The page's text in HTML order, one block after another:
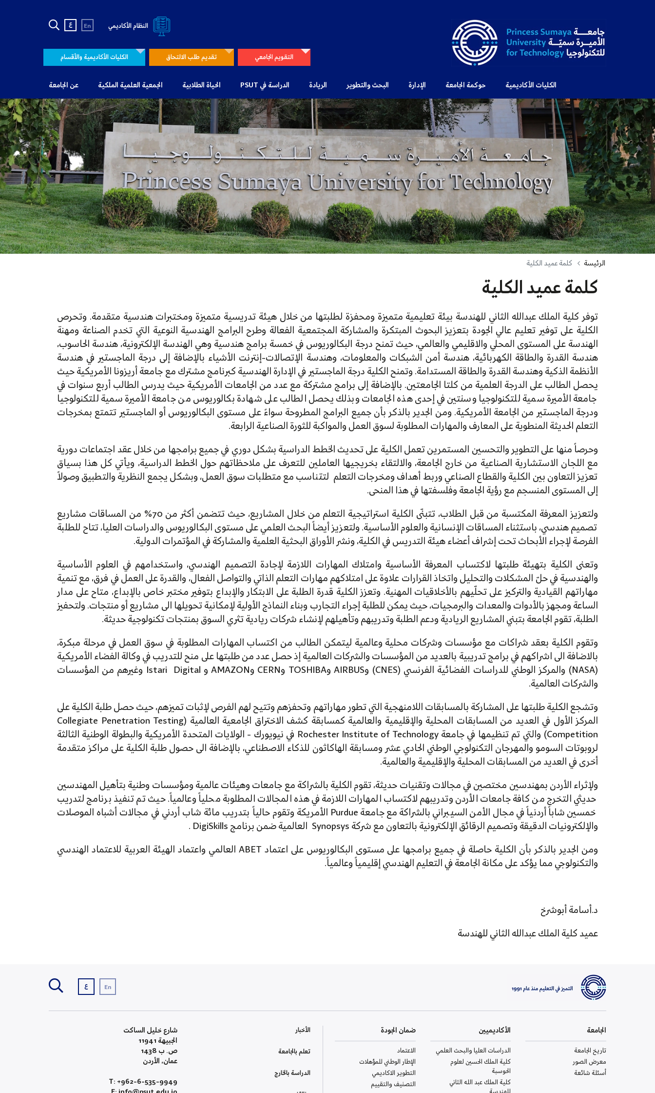
النظام الأكاديمي En ع
التقويم الجامعي تقديم طلب الالتحاق الكليات الأكاديمية والأقسام
الكليات الأكاديمية حوكمة الجامعة الإدارة البحث والتطوير الريادة الدراسة في PSUT الحياة الطلابية الجمعية العلمية الملكية عن الجامعة
الرئيسة كلمة عميد الكلية
كلمة عميد الكلية
توفر كلية الملك عبدالله الثاني للهندسة بيئة تعليمية متميزة ومحفزة لطلبتها من خلال هيئة تدريسية متميزة ومختبرات هندسية متقدمة. وتحرص
الكلية على توفير تعليم عالي الجودة بتعزيز البحوث المبتكرة والمشاركة المجتمعية الفعالة وطرح البرامج الهندسية النوعية التي تخدم الصناعة ومهنة
الهندسة على المستوى المحلي والاقليمي والعالمي، حيث تمنح درجة البكالوريوس في خمسة برامج هندسية وهي الهندسة الإلكترونية، هندسة الحاسوب،
هندسة القدرة والطاقة الكهربائية، هندسة أمن الشبكات والمعلومات، وهندسة الإتصالات-إنترنت الأشياء بالإضافة إلى درجة الماجستير في هندسة
الأنظمة الذكية وهندسة القدرة والطاقة المستدامة. وتمنح الكلية درجة الماجستير في الإدارة الهندسية كبرنامج مشترك مع جامعة أريزونا الأمريكية حيث
يحصل الطالب على الدرجة العلمية من كلتا الجامعتين. بالإضافة إلى برامج مشتركة مع عدد من الجامعات الأمريكية حيث يدرس الطالب أربع سنوات في
جامعة الأميرة سمية للتكنولوجيا وسنتين في إحدى هذه الجامعات وبذلك يحصل الطالب على شهادة بكالوريوس من جامعة الأميرة سمية للتكنولوجيا
ودرجة الماجستير من الجامعة الأمريكية. ومن الجدير بالذكر بأن جميع البرامج المطروحة سواءً على مستوى البكالوريوس أو الماجستير تتمتع بمخرجات
التعلم الحديثة المنطوية على المعارف والمهارات المطلوبة لسوق العمل والمواكبة للثورة الصناعية الرابعة.
وحرصاً منها على التطوير والتحسين المستمرين تعمل الكلية على تحديث الخطط الدراسية بشكل دوري في جميع برامجها من خلال عقد اجتماعات دورية
مع اللجان الاستشارية الصناعية من خارج الجامعة، والالتقاء بخريجيها العاملين للتعرف على ملاحظاتهم حول الخطط الدراسية، ويأتي كل هذا بسياق
تعزيز التعاون بين الكلية والقطاع الصناعي وربط أهداف ومخرجات التعلم لتتناسب مع متطلبات سوق العمل، وبشكل يجمع النظرية والتطبيق وصولاً
إلى المستوى المنسجم مع رؤية الجامعة وفلسفتها في هذا المنحى.
ولتعزيز المعرفة المكتسبة من قبل الطلاب، تتبنّى الكلية استراتيجية التعلم من خلال المشاريع، حيث تتضمن أكثر من 70% من المساقات مشاريع
تصميم هندسي، باستثناء المساقات الإنسانية والعلوم الأساسية. ولتعزيز أيضاً البحث العلمي على مستوى البكالوريوس والدراسات العليا، تتاح للطلبة
الفرصة لإجراء الأبحاث تحت إشراف أعضاء هيئة التدريس في الكلية، ونشر الأوراق البحثية العلمية والمشاركة في المؤتمرات الدولية.
وتعنى الكلية بتهيئة طلبتها لاكتساب المعرفة الأساسية وامتلاك المهارات اللازمة لإجادة التصميم الهندسي، واستخدامهم في العلوم الأساسية
والهندسية في حلّ المشكلات والتحليل واتخاذ القرارات علاوة على امتلاكهم مهارات التعلم الذاتي والتواصل الفعال، والقدرة على العمل في فرق، مع تنمية
مهاراتهم القيادية والتركيز على تحلّيهم بالأخلاقيات المهنية. وتعزز الكلية قدرة الطلبة على الابتكار والإبداع بتوفير مختبر خاص بالإبداع، متاح على مدار
الساعة ومجهز بالأدوات والمعدات والبرمجيات، حيث يمكن للطلبة إجراء التجارب وبناء النماذج الأولية لإمكانية تحويلها الى مشاريع أو منتجات. ولتحفيز
الطلبة، تقوم الجامعة بتبني المشاريع الريادية ودعم الطلبة وتدريبهم وتأهيلهم لإنشاء شركات ريادية تثري السوق بمنتجات تكنولوجية حديثة.
وتقوم الكلية بعقد شراكات مع مؤسسات وشركات محلية وعالمية ليتمكن الطالب من اكتساب المهارات المطلوبة في سوق العمل في مرحلة مبكرة،
بالاضافة الى اشراكهم في برامج تدريبية بالعديد من المؤسسات والشركات العالمية إذ حصل عدد من طلبتها على منح للتدريب في وكالة الفضاء الأمريكية
(NASA) والمركز الوطني للدراسات الفضائية الفرنسي (CNES) وAIRBUS وTOSHIBA وCERN وAMAZON و Istari Digital وغيرهم من المؤسسات
والشركات العالمية.
وتشجع الكلية طلبتها على المشاركة بالمسابقات اللامنهجية التي تطور مهاراتهم وتحفزهم وتتيح لهم الفرص لإثبات تميزهم، حيث حصل طلبة الكلية على
المركز الأول في العديد من المسابقات المحلية والإقليمية والعالمية كمسابقة كشف الاختراق الجامعية العالمية (Collegiate Penetration Testing
Competition) والتي تم تنظيمها في جامعة Rochester Institute of Technology في نيويورك - الولايات المتحدة الأمريكية والبطولة الوطنية الثالثة
لروبوتات السومو والمهرجان التكنولوجي الوطني الحادي عشر ومسابقة الهاكاثون للذكاء الاصطناعي، بالإضافة الى حصول طلبة الكلية على مراكز متقدمة
أخرى في العديد من المسابقات المحلية والإقليمية والعالمية.
ولإثراء الأردن بمهندسين مختصين في مجالات وتقنيات حديثة، تقوم الكلية بالشراكة مع جامعات وهيئات عالمية ومؤسسات وطنية بتأهيل المهندسين
حديثي التخرج من كافة جامعات الأردن وتدريبهم لاكتساب المهارات اللازمة في هذه المجالات المطلوبة محلياً وعالمياً. حيث تم تنفيذ برنامج لتدريب
خمسين شاباً أردنياً في مجال الأمن السيبراني بالشراكة مع جامعة Purdue الأمريكة وتقوم حالياً بتدريب مائة شاب أردني في مجالات أشباه الموصلات
والإلكترونيات الدقيقة وتصميم الرقائق الإلكترونية بالتعاون مع شركة Synopsys العالمية ضمن برنامج DigiSkills .
ومن الجدير بالذكر بأن الكلية حاصلة في جميع برامجها على مستوى البكالوريوس على اعتماد ABET العالمي واعتماد الهيئة العربية للاعتماد الهندسي
والتكنولوجي مما يؤكد على مكانة الجامعة في التعليم الهندسي إقليمياً وعالمياً.
د.أسامة أبوشرخ
عميد كلية الملك عبدالله الثاني للهندسة
En ع
الجامعة
تاريخ الجامعة
معرض الصور
أسئلة شائعة
الأكاديميين
الدراسات العليا والبحث العلمي
كلية الملك الحسين لعلوم
الحوسبة
كلية الملك عبد الله الثاني
ضمان الجودة
الاعتماد
الإطار الوطني للمؤهلات
التطوير الاكاديمي
التصنيف والتقييم
الأخبار
تعلم بالجامعة
الدراسة بالخارج
شارع خليل الساكت
الجبيهة 11941
ص. ب 1438
عمان، الأردن
T: +962-6-535-9949